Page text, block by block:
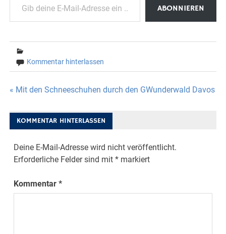
ABONNIEREN
Kommentar hinterlassen
Beitragsnavigation
« Mit den Schneeschuhen durch den GWunderwald Davos
KOMMENTAR HINTERLASSEN
Deine E-Mail-Adresse wird nicht veröffentlicht.
Erforderliche Felder sind mit* markiert
Kommentar*